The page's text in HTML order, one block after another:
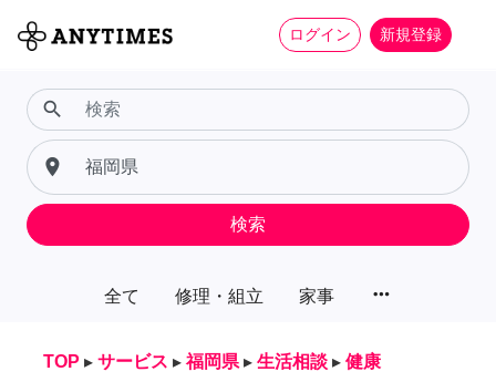
ログイン 新規登録
全て 修理・組立 家事 more_horiz
search
place
検索
TOP ▸ サービス ▸ 福岡県 ▸ 生活相談 ▸ 健康